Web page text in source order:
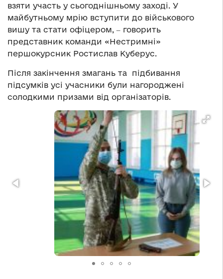
взяти участь у сьогоднішньому заході. У
майбутньому мрію вступити до військового
вишу та стати офіцером, ‒ говорить
представник команди «Нестримні»
першокурсник Ростислав Куберус.
Після закінчення змагань та підбивання
підсумків усі учасники були нагороджені
солодкими призами від організаторів.